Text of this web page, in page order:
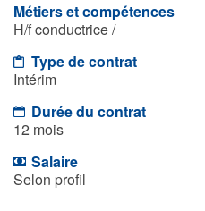
Métiers et compétences
H/f conductrice /
Type de contrat
Intérim
Durée du contrat
12 mois
Salaire
Selon profil